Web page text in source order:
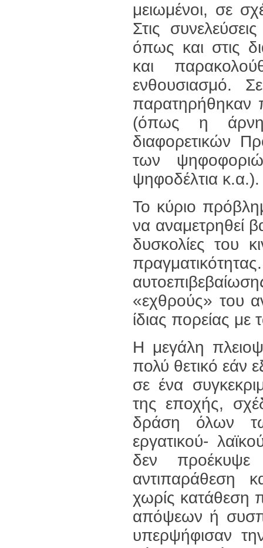
μειωμένοι, σε
Στις
όπως και στις
και
ενθουσιασμό.
παρατηρήθηκαν
(όπως η
διαφορετικών
των
ψηφοδέλτια κ.α.).
Το κύριο
να αναμετρηθεί
δυσκολίες του
«εχθρούς» του
ίδιας πορείας με
Η μεγάλη
πολύ θετικό εάν
σε ένα
της εποχής,
δράση όλων
εργατικού-
δεν προέκυψε
αντιπαράθεση
χωρίς κατάθεση
απόψεων ή
υπερψήφισαν